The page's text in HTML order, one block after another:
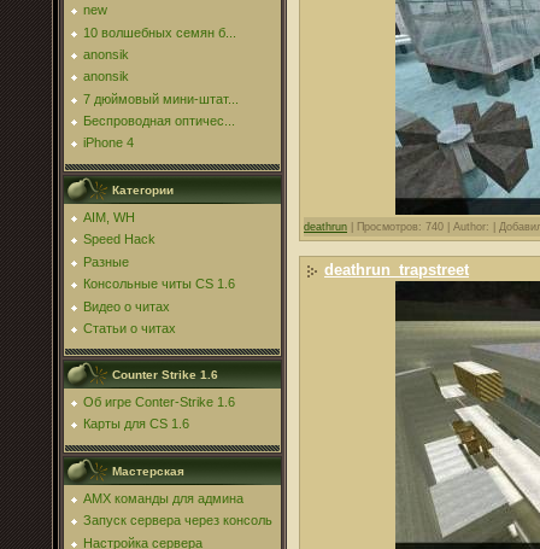
new
10 волшебных семян б...
anonsik
anonsik
7 дюймовый мини-штат...
Беспроводная оптичес...
iPhone 4
Категории
AIM, WH
Speed Hack
Разные
Консольные читы CS 1.6
Видео о читах
Статьи о читах
Counter Strike 1.6
Об игре Conter-Strike 1.6
Карты для CS 1.6
Мастерская
AMX команды для админа
Запуск сервера через консоль
Настройка сервера
deathrun Просмотров: 740 | Author: |
deathrun_trapstreet